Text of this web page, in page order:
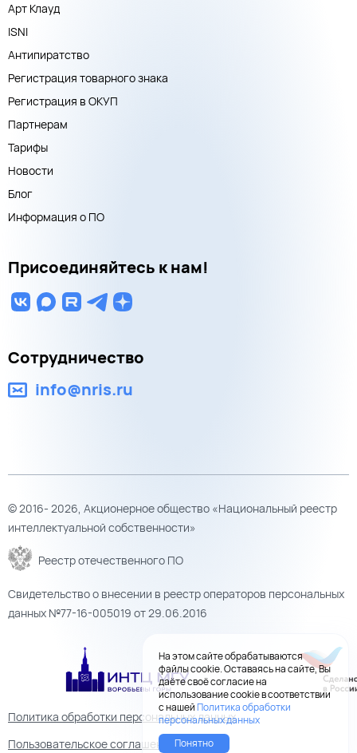
Арт Клауд
ISNI
Антипиратство
Регистрация товарного знака
Регистрация в ОКУП
Партнерам
Тарифы
Новости
Блог
Информация о ПО
Присоединяйтесь к нам!
Сотрудничество
info@nris.ru
© 2016- 2026, Акционерное общество «Национальный реестр
интеллектуальной собственности»
Реестр отечественного ПО
Свидетельство о внесении в реестр операторов персональных
данных №77-16-005019 от 29.06.2016
Политика обработки персональных данных
Пользовательское соглашение
На этом сайте обрабатываются
файлы cookie. Оставаясь на сайте, Вы
даёте своё согласие на
использование cookie в соответствии
с нашейПолитика обработки
персональных данных
Понятно